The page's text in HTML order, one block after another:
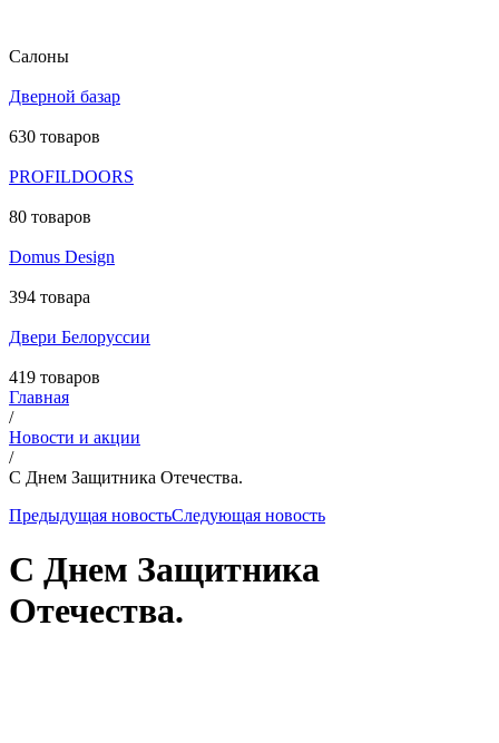
Салоны
Дверной базар
630 товаров
PROFILDOORS
80 товаров
Domus Design
394 товара
Двери Белоруссии
419 товаров
Главная
/
Новости и акции
/
C Днем Защитника Отечества.
Предыдущая новостьСледующая новость
C Днем Защитника
Отечества.